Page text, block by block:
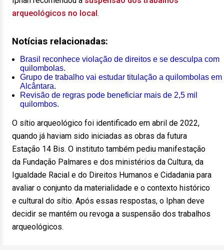
arqueológicos no local.
Notícias relacionadas:
Brasil reconhece violação de direitos e se desculpa com
quilombolas.
Grupo de trabalho vai estudar titulação a quilombolas em
Alcântara.
Revisão de regras pode beneficiar mais de 2,5 mil
quilombos.
O sítio arqueológico foi identificado em abril de 2022,
quando já haviam sido iniciadas as obras da futura
Estação 14 Bis. O instituto também pediu manifestação
da Fundação Palmares e dos ministérios da Cultura, da
Igualdade Racial e do Direitos Humanos e Cidadania para
avaliar o conjunto da materialidade e o contexto histórico
e cultural do sítio. Após essas respostas, o Iphan deve
decidir se mantém ou revoga a suspensão dos trabalhos
arqueológicos.